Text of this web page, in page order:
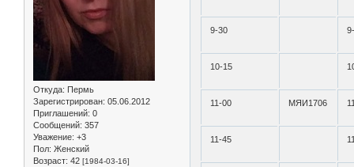
Откуда: Пермь
Зарегистрирован: 05.06.2012
Приглашений: 0
Сообщений: 357
Уважение: +3
Пол: Женский
Возраст: 42 [1984-03-16]
9-30
10-15
11-00 МЯИ1706
11-45